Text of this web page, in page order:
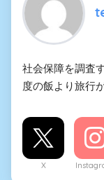
社会保障を調査
度の飯より旅行
X